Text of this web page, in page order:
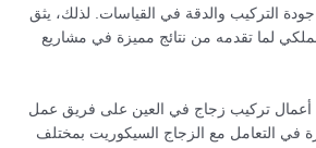
التركيب والدقة في القياسات. لذلك، يثق
لما تقدمه من نتائج مميزة في مشاريع
تركيب زجاج في العين على فريق عمل
في التعامل مع الزجاج السيكوريت بمختلف